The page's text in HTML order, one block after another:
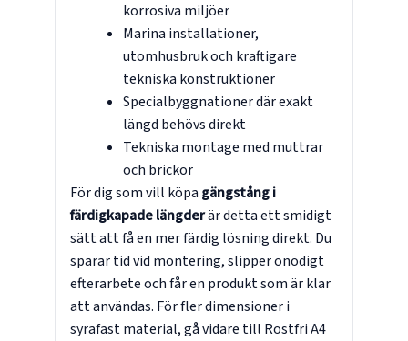
korrosiva miljöer
Marina installationer,
utomhusbruk och kraftigare
tekniska konstruktioner
Specialbyggnationer där exakt
längd behövs direkt
Tekniska montage med muttrar
och brickor
För dig som vill köpa gängstång i
färdigkapade längderär detta ett smidigt
sätt att få en mer färdig lösning direkt. Du
sparar tid vid montering, slipper onödigt
efterarbete och får en produkt som är klar
att användas. För fler dimensioner i
syrafast material, gå vidare till Rostfri A4